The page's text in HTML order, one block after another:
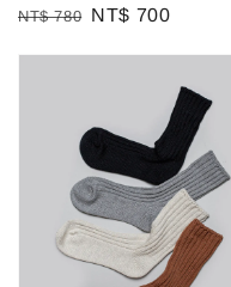
Regular
NT$ 780 Sale
NT$ 700